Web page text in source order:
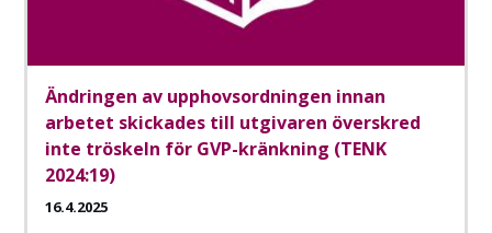
Ändringen av upphovsordningen innan
arbetet skickades till utgivaren överskred
inte tröskeln för GVP-kränkning (TENK
2024:19)
16.4.2025